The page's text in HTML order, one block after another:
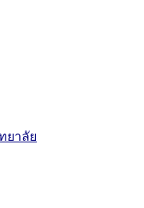
ยาลัย